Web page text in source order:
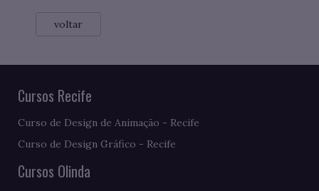
voltar
Cursos Recife
Curso de Design de Animação - Recife
Curso de Design Gráfico - Recife
Cursos Olinda